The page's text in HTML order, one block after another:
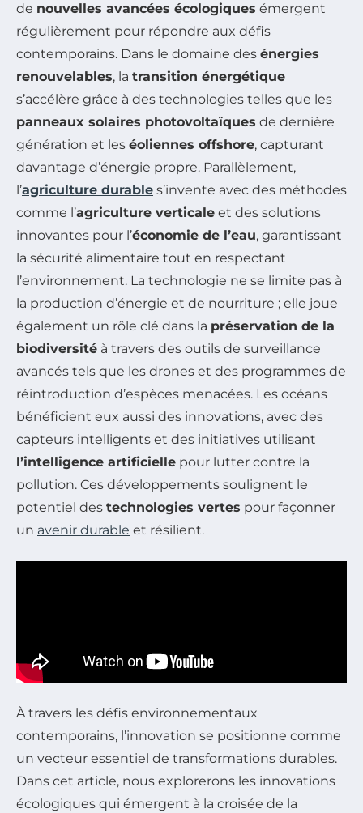
de nouvelles avancées écologiques émergent
régulièrement pour répondre aux défis
contemporains. Dans le domaine des énergies
renouvelables, la transition énergétique
s’accélère grâce à des technologies telles que les
panneaux solaires photovoltaïques de dernière
génération et les éoliennes offshore, capturant
davantage d’énergie propre. Parallèlement,
l’agriculture durable s’invente avec des méthodes
comme l’agriculture verticale et des solutions
innovantes pour l’économie de l’eau, garantissant
la sécurité alimentaire tout en respectant
l’environnement. La technologie ne se limite pas à
la production d’énergie et de nourriture ; elle joue
également un rôle clé dans la préservation de la
biodiversité à travers des outils de surveillance
avancés tels que les drones et des programmes de
réintroduction d’espèces menacées. Les océans
bénéficient eux aussi des innovations, avec des
capteurs intelligents et des initiatives utilisant
l’intelligence artificielle pour lutter contre la
pollution. Ces développements soulignent le
potentiel des technologies vertes pour façonner
un avenir durable et résilient.
À travers les défis environnementaux
contemporains, l’innovation se positionne comme
un vecteur essentiel de transformations durables.
Dans cet article, nous explorerons les innovations
écologiques qui émergent à la croisée de la